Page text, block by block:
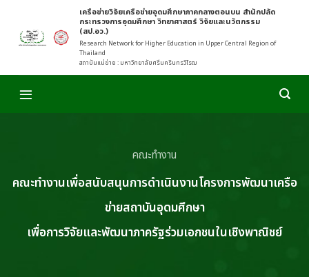
content
เครือข่ายวิจัยเครือข่ายอุดมศึกษาภาคกลางตอนบน สำนักปลัด
กระทรวงการอุดมศึกษา วิทยาศาสตร์ วิจัยและนวัตกรรม
(สป.อว.)
Research Network for Higher Education in Upper Central Region of
Thailand
สถาบันแม่ข่าย : มหาวิทยาลัยศรีนครินทรวิโรฒ
คณะทำงาน
คณะทำงานเพื่อสนับสนุนการดำเนินงานโครงการพัฒนาเครือ
ข่ายสถาบันอุดมศึกษา
เพื่อการวิจัยและพัฒนาภาครัฐร่วมเอกชนในเชิงพาณิชย์